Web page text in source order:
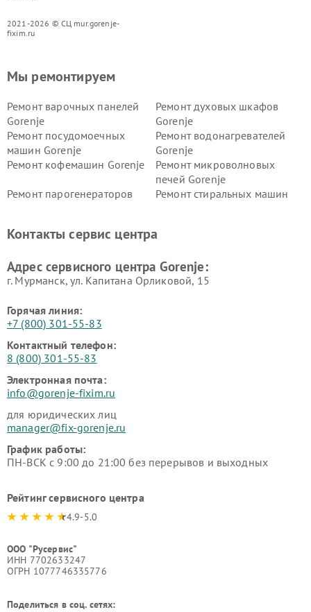
2021-2026 © СЦ mur.gorenje-
fixim.ru
Мы ремонтируем
Ремонт варочных панелей
Gorenje
Ремонт духовых шкафов
Gorenje
Ремонт посудомоечных
машин Gorenje
Ремонт водонагревателей
Gorenje
Ремонт кофемашин Gorenje
Ремонт микроволновых
печей Gorenje
Ремонт парогенераторов
Ремонт стиральных машин
Контакты сервис центра
Адрес сервисного центра Gorenje:
г. Мурманск, ул. Капитана Орликовой, 15
Горячая линия:
+7 (800) 301-55-83
Контактный телефон:
8 (800) 301-55-83
Электронная почта:
info@gorenje-fixim.ru
для юридических лиц
manager@fix-gorenje.ru
График работы:
ПН-ВСК с 9:00 до 21:00 без перерывов и выходных
Рейтинг сервисного центра
4.9-5.0
ООО "Русервис"
ИНН 7702633247
ОГРН 1077746335776
Поделиться в соц. сетях: